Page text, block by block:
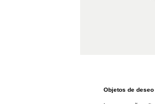
Objetos de deseo